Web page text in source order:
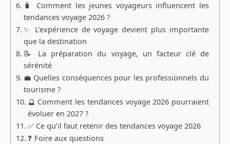
🧳 Comment les jeunes voyageurs influencent les
tendances voyage 2026 ?
✨ L’expérience de voyage devient plus importante
que la destination
📝 La préparation du voyage, un facteur clé de
sérénité
💼 Quelles conséquences pour les professionnels du
tourisme ?
🔮 Comment les tendances voyage 2026 pourraient
évoluer en 2027 ?
✅ Ce qu’il faut retenir des tendances voyage 2026
❓ Foire aux questions